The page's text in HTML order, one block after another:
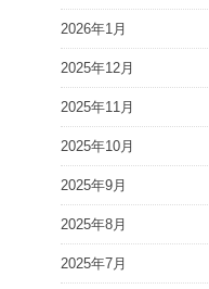
2026年1月
2025年12月
2025年11月
2025年10月
2025年9月
2025年8月
2025年7月